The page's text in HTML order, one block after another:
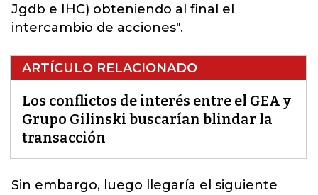
Jgdb e IHC) obteniendo al final el
intercambio de acciones".
ARTÍCULO RELACIONADO
Los conflictos de interés entre el GEA y
Grupo Gilinski buscarían blindar la
transacción
Sin embargo, luego llegaría el siguiente